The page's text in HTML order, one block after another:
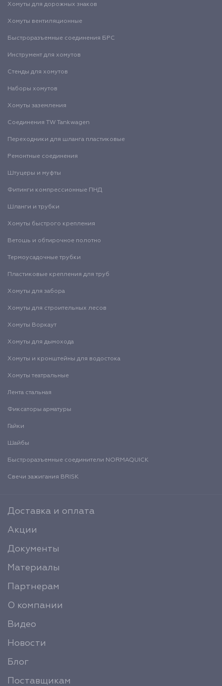
Хомуты для дорожных знаков
Хомуты вентиляционные
Быстроразъемные соединения БРС
Инструмент для хомутов
Стенды для хомутов
Наборы хомутов
Хомуты заземления
Соединения TW Tankwagen
Переходники для шланга пластиковые
Ремонтные соединения
Штуцеры и муфты
Фитинги компрессионные ПНД
Шланги и трубки
Хомуты быстрого крепления
Ветошь и обтирочное полотно
Термоусадочные трубки
Пластиковые крепления для труб
Хомуты для забора
Хомуты для строительных лесов
Хомуты Воркаут
Хомуты для дымохода
Хомуты и кронштейны для водостока
Хомуты театральные
Лента стальная
Фиксаторы арматуры
Гайки
Шайбы
Быстроразъемные соединители NORMAQUICK
Свечи зажигания BRISK
Доставка и оплата
Акции
Документы
Материалы
Партнерам
О компании
Видео
Новости
Блог
Поставщикам